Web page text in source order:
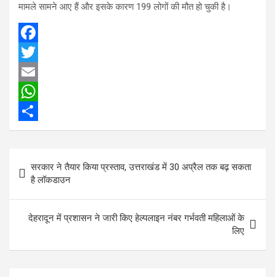
मामले सामने आए हैं और इसके कारण 199 लोगों की मौत हो चुकी है।
F
a
c
e
b
o
T
w
t
e
E
m
a
l
W
h
t
p
S
a
navigation
सरकार ने तैयार किया प्रस्ताव, उत्तराखंड में 30 अप्रैल तक बढ़ सकता
है लॉकडाउन
देहरादून में प्रशासन ने जारी किए हेल्पलाइन नंबर गर्भवती महिलाओं के
लिए